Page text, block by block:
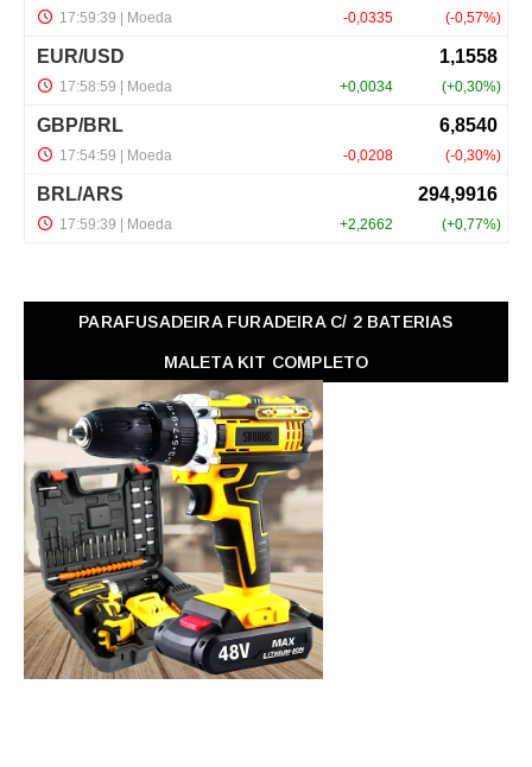
PARAFUSADEIRA FURADEIRA C/ 2 BATERIAS
MALETA KIT COMPLETO